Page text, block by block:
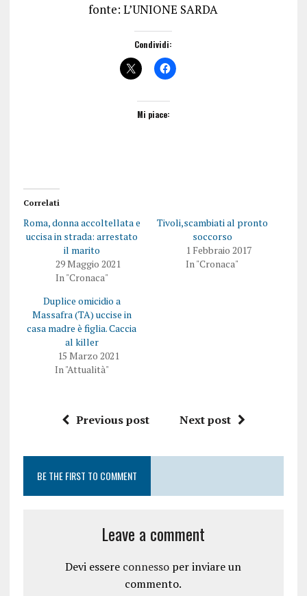
fonte: L’UNIONE SARDA
Condividi:
Mi piace:
Correlati
Roma, donna accoltellata e
uccisa in strada: arrestato
il marito
29 Maggio 2021
In "Cronaca"
Tivoli,scambiati al pronto
soccorso
1 Febbraio 2017
In "Cronaca"
Duplice omicidio a
Massafra (TA) uccise in
casa madre è figlia. Caccia
al killer
15 Marzo 2021
In "Attualità"
Previous post Next post
BE THE FIRST TO COMMENT
Leave a comment
Devi essere connesso per inviare un
commento.